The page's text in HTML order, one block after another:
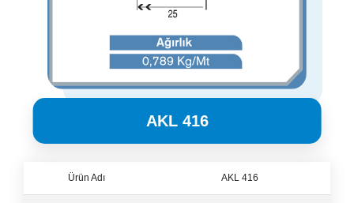
AKL 416
Ürün Adı AKL 416